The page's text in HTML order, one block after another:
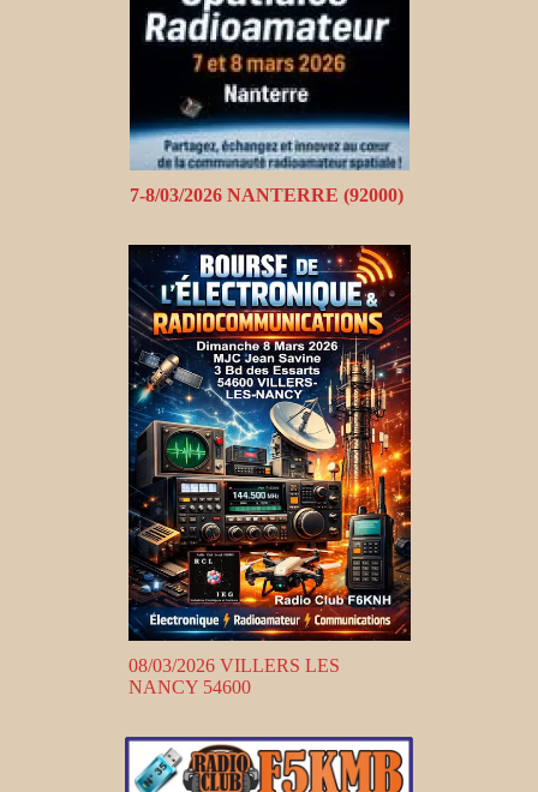
7-8/03/2026 NANTERRE (92000)
08/03/2026 VILLERS LES
NANCY 54600